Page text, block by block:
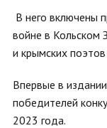
В него включены
войне в Кольском
и крымских
Впервые в
победителей
2023 года.